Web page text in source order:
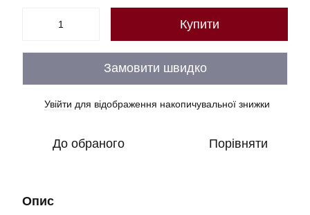
Купити
Замовити швидко
Увійти для відображення накопичувальної знижки
До обраного Порівняти
Опис